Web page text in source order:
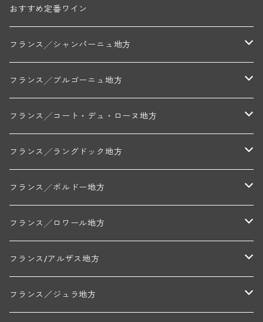
おすすめ定番ワイン
フランス╱シャンパーニュ地方
モンターニュ・ド・ランス
トリシェ・ディディエ
コート・デ・ブラン
ミッシェル・ジュネ
フランス╱ブルゴーニュ地方
シャブリ地区
プティ・ポンティニィ(シャブリ)
アラン・マティアス(トネロワ)
コート・ド・ニュイ地区
クロード・デュガ(ジュヴレ・シャンベルタン)
セラファン・ペール・エ・フィス(ジュヴレ・シャンベルタン)
コート・ド・ボーヌ地区
フランソワーズ・ジャニアール(ペルナン・ヴェルジュレス)
マルキ・ダンジェルヴィル(ヴォルネー)
コート・シャロネーズ地区
ロワイエ(コート・デュ・クーショワ)
A&Pド・ヴィレーヌ(ブーズロン)
マコネ地区
マンシア・ポンセ(シャントレ)
ボージョレ地区
フランス╱コート・デュ・ローヌ地方
北部地区
ジャン・ルイ・シャーヴ(エルミタージュ)
ジャン・ルイ・シャーヴ・セレクション(エルミタージュ)
南部地区
ル・ヴュー・ドンジョン(シャトーヌフ・デュ・パプ)
シャトー・ライヤ(シャトーヌフ・デュ・パプ)
フランス╱ラングドック地方
コトー・デュ・ラングドック地区
ド・ロルチュ(ヴァルフローネ)
ヴァン・ド・ペイ・ド・レロー
ムーラン・ド・ガサック
フランス╱ボルドー地方
アントル・ドゥー・メール地区
シャトー・レストリーユ
メドック地区
シャトー・ル・タンプル
フランス╱ロワール地方
ペイ・ナンテ地区
デ・オー・ペミオン(ムスカデ)
サントル・ニヴェルネ地区
フランス/アルザス地方
ロリー・ガスマン
フランス／ジュラ地方